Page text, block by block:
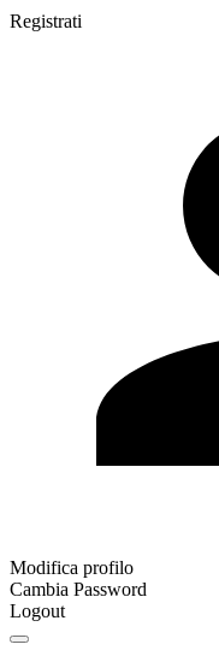
Registrati
Modifica profilo
Cambia Password
Logout